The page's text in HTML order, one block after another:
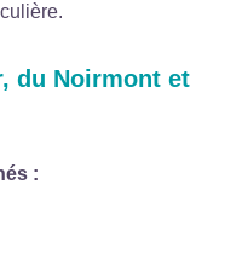
du Noirmont et
: